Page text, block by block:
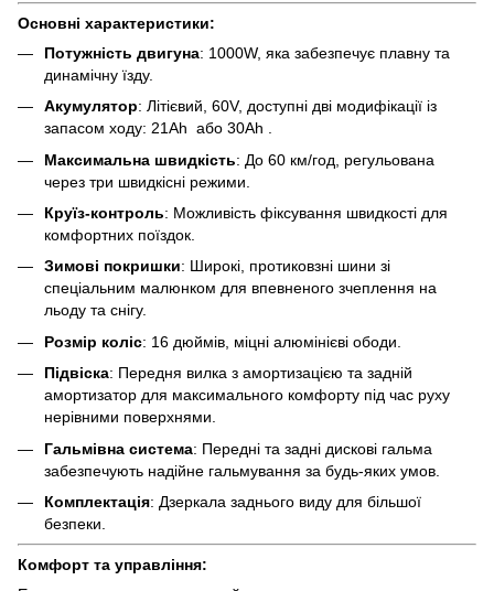
Основні характеристики:
Потужність двигуна: 1000W, яка забезпечує плавну та
динамічну їзду.
Акумулятор: Літієвий, 60V, доступні дві модифікації із
запасом ходу: 21Ah або 30Ah .
Максимальна швидкість: До 60 км/год, регульована
через три швидкісні режими.
Круїз-контроль: Можливість фіксування швидкості для
комфортних поїздок.
Зимові покришки: Широкі, протиковзні шини зі
спеціальним малюнком для впевненого зчеплення на
льоду та снігу.
Розмір коліс: 16 дюймів, міцні алюмінієві ободи.
Підвіска: Передня вилка з амортизацією та задній
амортизатор для максимального комфорту під час руху
нерівними поверхнями.
Гальмівна система: Передні та задні дискові гальма
забезпечують надійне гальмування за будь-яких умов.
Комплектація: Дзеркала заднього виду для більшої
безпеки.
Комфорт та управління: